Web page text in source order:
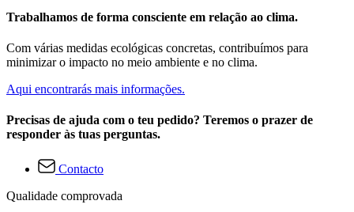
Trabalhamos de forma consciente em relação ao clima.
Com várias medidas ecológicas concretas, contribuímos para
minimizar o impacto no meio ambiente e no clima.
Aqui encontrarás mais informações.
Precisas de ajuda com o teu pedido? Teremos o prazer de
responder às tuas perguntas.
Contacto
Qualidade comprovada